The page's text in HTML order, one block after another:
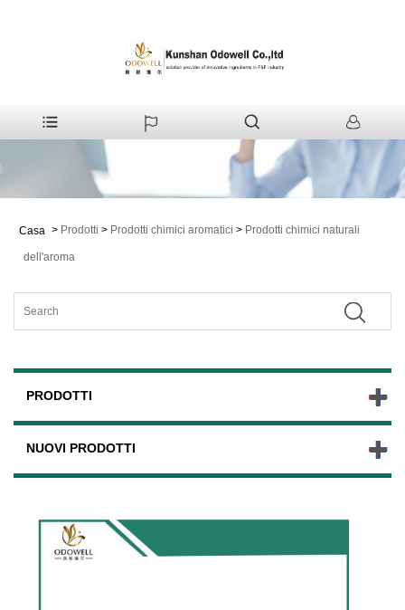
Casa > Prodotti > Prodotti chimici aromatici > Prodotti chimici naturali
dell'aroma
PRODOTTI
NUOVI PRODOTTI